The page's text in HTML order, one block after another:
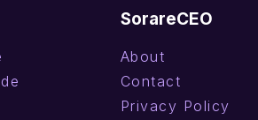
SorareCEO
About
Contact
Privacy Policy